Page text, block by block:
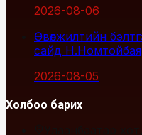
2026-08-06
Өвөлжилтийн
сайд
2026-08-05
Холбоо барих